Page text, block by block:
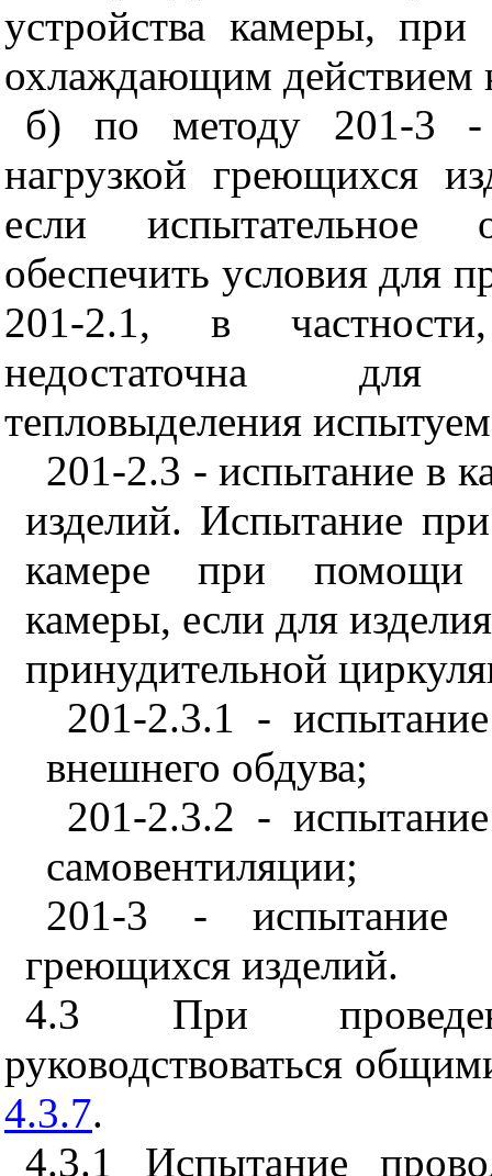
устройства камеры, при
охлаждающим действием
б) по методу 201-3 -
нагрузкой греющихся
если испытательное
обеспечить условия для
201-2.1, в
недостаточна для
тепловыделения
201-2.3 - испытание в
изделий. Испытание
камере при помощи
камеры, если для
принудительной
201-2.3.1 -
внешнего обдува;
201-2.3.2 -
самовентиляции;
201-3 - испытание
греющихся изделий.
4.3 При
руководствоваться
4.3.7.
4.3.1 Испытание